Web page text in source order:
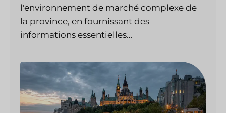
l'environnement de marché complexe de
la province, en fournissant des
informations essentielles…